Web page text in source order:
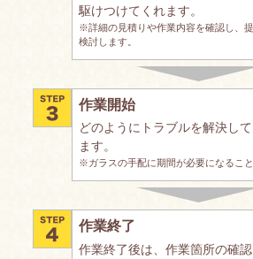
駆けつけてくれます。
※詳細の見積りや作業内容を確認し、
検討します。
作業開始
どのようにトラブルを解決し
ます。
※ガラスの手配に期間が必要になること
作業終了
作業終了後は、作業箇所の確